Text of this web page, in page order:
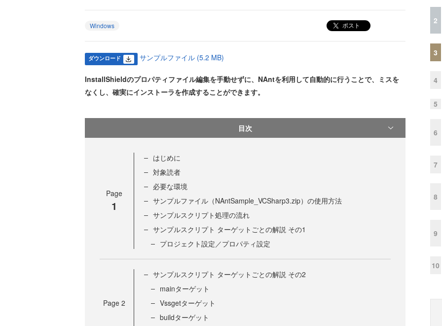
Windows ポスト
ダウンロード サンプルファイル (5.2 MB)
InstallShieldのプロパティファイル編集を手動せずに、NAntを利用して自動的に行うことで、ミスを
なくし、確実にインストーラを作成することができます。
目次
Page
1
はじめに
対象読者
必要な環境
サンプルファイル（NAntSample_VCSharp3.zip）の使用方法
サンプルスクリプト処理の流れ
サンプルスクリプト ターゲットごとの解説 その1
プロジェクト設定／プロパティ設定
Page 2
サンプルスクリプト ターゲットごとの解説 その2
mainターゲット
Vssgetターゲット
buildターゲット
2
3
4
5
6
7
8
9
10